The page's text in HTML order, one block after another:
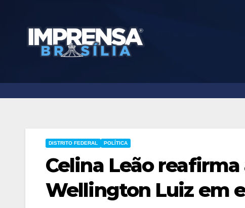
DISTRITO FEDERAL POLÍTICA
Celina Leão
Wellington Luiz em